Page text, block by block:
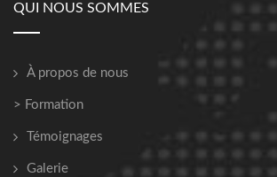
QUI NOUS SOMMES
À propos de nous
> Formation
Témoignages
Galerie